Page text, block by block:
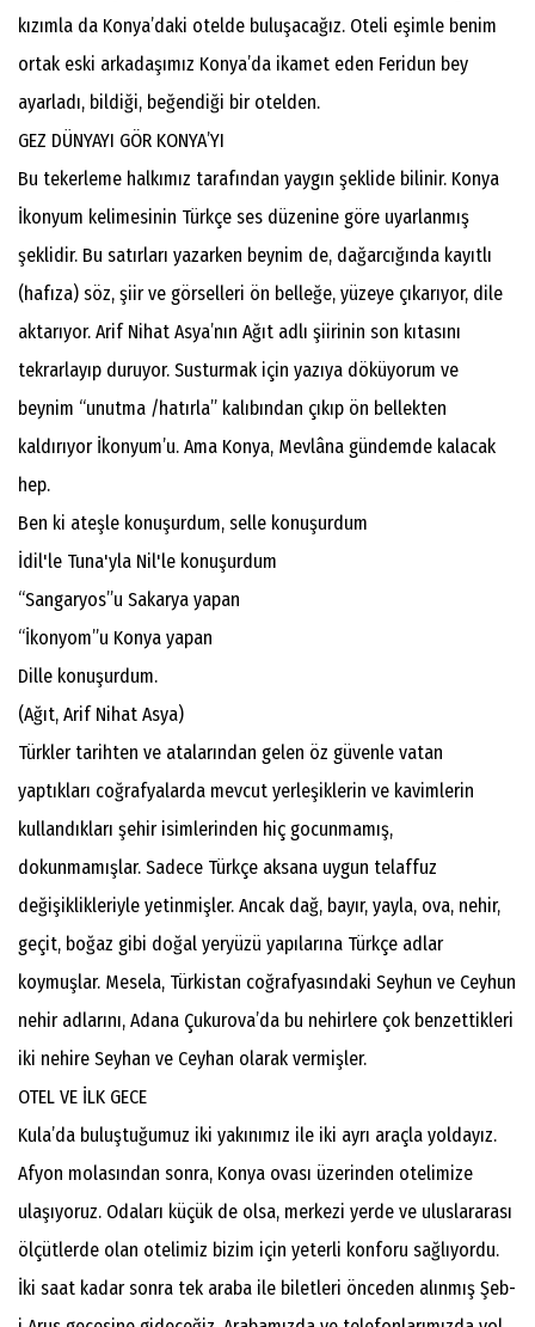
kızımla da Konya’daki otelde buluşacağız. Oteli eşimle benim
ortak eski arkadaşımız Konya’da ikamet eden Feridun bey
ayarladı, bildiği, beğendiği bir otelden.
GEZ DÜNYAYI GÖR KONYA’YI
Bu tekerleme halkımız tarafından yaygın şeklide bilinir. Konya
İkonyum kelimesinin Türkçe ses düzenine göre uyarlanmış
şeklidir. Bu satırları yazarken beynim de, dağarcığında kayıtlı
(hafıza) söz, şiir ve görselleri ön belleğe, yüzeye çıkarıyor, dile
aktarıyor. Arif Nihat Asya’nın Ağıt adlı şiirinin son kıtasını
tekrarlayıp duruyor. Susturmak için yazıya döküyorum ve
beynim “unutma /hatırla” kalıbından çıkıp ön bellekten
kaldırıyor İkonyum’u. Ama Konya, Mevlâna gündemde kalacak
hep.
Ben ki ateşle konuşurdum, selle konuşurdum
İdil'le Tuna'yla Nil'le konuşurdum
“Sangaryos”u Sakarya yapan
“İkonyom”u Konya yapan
Dille konuşurdum.
(Ağıt, Arif Nihat Asya)
Türkler tarihten ve atalarından gelen öz güvenle vatan
yaptıkları coğrafyalarda mevcut yerleşiklerin ve kavimlerin
kullandıkları şehir isimlerinden hiç gocunmamış,
dokunmamışlar. Sadece Türkçe aksana uygun telaffuz
değişiklikleriyle yetinmişler. Ancak dağ, bayır, yayla, ova, nehir,
geçit, boğaz gibi doğal yeryüzü yapılarına Türkçe adlar
koymuşlar. Mesela, Türkistan coğrafyasındaki Seyhun ve Ceyhun
nehir adlarını, Adana Çukurova’da bu nehirlere çok benzettikleri
iki nehire Seyhan ve Ceyhan olarak vermişler.
OTEL VE İLK GECE
Kula’da buluştuğumuz iki yakınımız ile iki ayrı araçla yoldayız.
Afyon molasından sonra, Konya ovası üzerinden otelimize
ulaşıyoruz. Odaları küçük de olsa, merkezi yerde ve uluslararası
ölçütlerde olan otelimiz bizim için yeterli konforu sağlıyordu.
İki saat kadar sonra tek araba ile biletleri önceden alınmış Şeb-